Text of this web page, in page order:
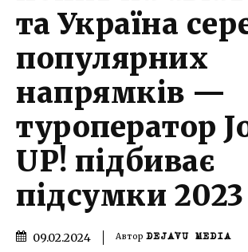
та Україна
популярних
напрямків —
туроператор
UP! підбиває
підсумки
09.02.2024 Автор DEJAVU MEDIA